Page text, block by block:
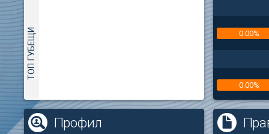
ТОП ГУБЕЩИ 0.00%
0.00%
Профил